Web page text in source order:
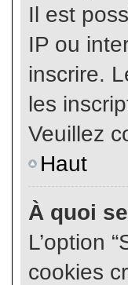
Il est
IP ou
inscrire.
les
Veuillez
Haut
À quoi
L’option
cookies